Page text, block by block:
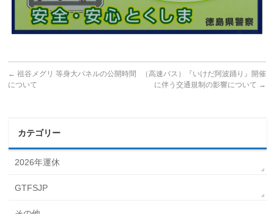
← 祖谷メグリ 等身大パネルの公開時間
について
（高速バス）『いけだ阿波踊り』開催
に伴う交通規制の影響について →
カテゴリー
2026年運休
GTFSJP